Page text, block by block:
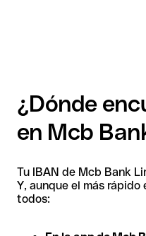
¿Dónde
en Mcb
Tu IBAN de Mcb Bank
Y, aunque el más
todos: